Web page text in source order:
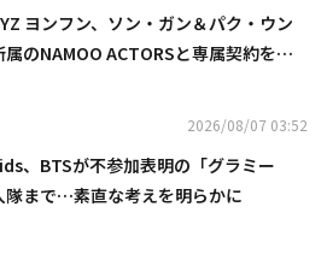
ヨンフン、ソン・ガン＆パク・ウン
属のNAMOO ACTORSと専属契約を締
2026/08/07 03:52
、BTSが不参加表明の「グラミー
隊まで…素直な考えを明らかに